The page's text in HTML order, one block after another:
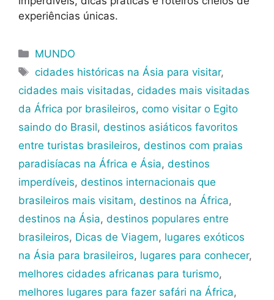
experiências únicas.
Categorias
MUNDO
Tags
cidades históricas na Ásia para visitar,
cidades mais visitadas, cidades mais visitadas
da África por brasileiros, como visitar o Egito
saindo do Brasil, destinos asiáticos favoritos
entre turistas brasileiros, destinos com praias
paradisíacas na África e Ásia, destinos
imperdíveis, destinos internacionais que
brasileiros mais visitam, destinos na África,
destinos na Ásia, destinos populares entre
brasileiros, Dicas de Viagem, lugares exóticos
na Ásia para brasileiros, lugares para conhecer,
melhores cidades africanas para turismo,
melhores lugares para fazer safári na África,